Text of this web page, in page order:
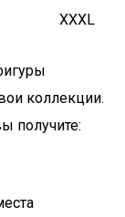
XXXL
коллекции.
получите: